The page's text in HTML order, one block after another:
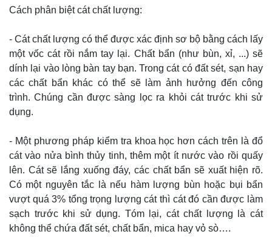
Cách phân biệt cát chất lượng:
- Cát chất lượng có thể được xác định sơ bộ bằng cách lấy
một vốc cát rồi nắm tay lại. Chất bẩn (như bùn, xỉ, ...) sẽ
dính lại vào lòng bàn tay bạn. Trong cát có đất sét, sạn hay
các chất bẩn khác có thể sẽ làm ảnh hưởng đến công
trình. Chúng cần được sàng lọc ra khỏi cát trước khi sử
dụng.
- Một phương pháp kiểm tra khoa học hơn cách trên là đổ
cát vào nửa bình thủy tinh, thêm một ít nước vào rồi quấy
lên. Cát sẽ lắng xuống đáy, các chất bẩn sẽ xuất hiện rõ.
Có một nguyên tắc là nếu hàm lượng bùn hoặc bụi bẩn
vượt quá 3% tổng trọng lượng cát thì cát đó cần được làm
sạch trước khi sử dụng. Tóm lại, cát chất lượng là cát
không thể chứa đất sét, chất bẩn, mica hay vỏ sò….